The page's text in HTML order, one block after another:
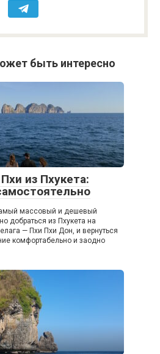
быть интересно
из Пхукета:
массовый и дешевый
добраться из Пхукета на
— Пхи Пхи Дон, и вернуться
комфортабельно и заодно